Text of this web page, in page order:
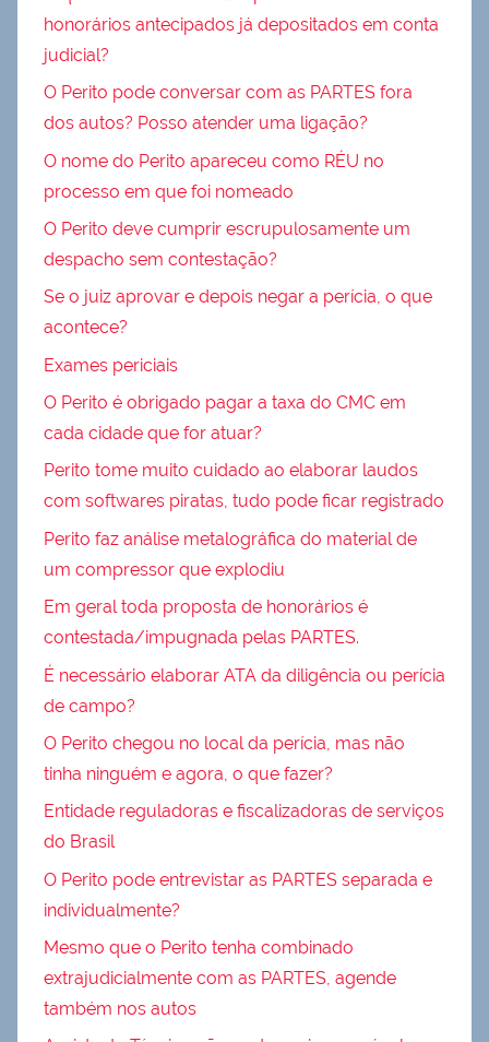
honorários antecipados já depositados em conta
judicial?
O Perito pode conversar com as PARTES fora
dos autos? Posso atender uma ligação?
O nome do Perito apareceu como RÉU no
processo em que foi nomeado
O Perito deve cumprir escrupulosamente um
despacho sem contestação?
Se o juiz aprovar e depois negar a perícia, o que
acontece?
Exames periciais
O Perito é obrigado pagar a taxa do CMC em
cada cidade que for atuar?
Perito tome muito cuidado ao elaborar laudos
com softwares piratas, tudo pode ficar registrado
Perito faz análise metalográfica do material de
um compressor que explodiu
Em geral toda proposta de honorários é
contestada/impugnada pelas PARTES.
É necessário elaborar ATA da diligência ou perícia
de campo?
O Perito chegou no local da perícia, mas não
tinha ninguém e agora, o que fazer?
Entidade reguladoras e fiscalizadoras de serviços
do Brasil
O Perito pode entrevistar as PARTES separada e
individualmente?
Mesmo que o Perito tenha combinado
extrajudicialmente com as PARTES, agende
também nos autos